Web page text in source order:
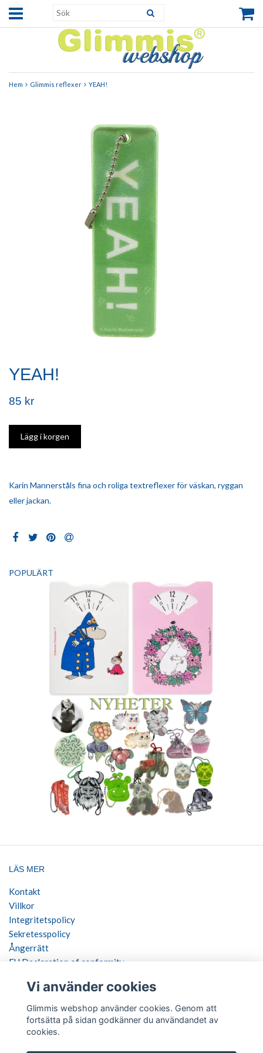
Hem Glimmis reflexer YEAH!
YEAH!
85 kr
Karin Mannerståls fina och roliga textreflexer för väskan, ryggan
eller jackan.
POPULÄRT
LÄS MER
Kontakt
Villkor
Integritetspolicy
Sekretesspolicy
Ångerrätt
EU Declaration of conformity
SOCIALA MEDIER
Vi använder cookies
Glimmis webshop använder cookies. Genom att
fortsätta på sidan godkänner du användandet av
cookies.